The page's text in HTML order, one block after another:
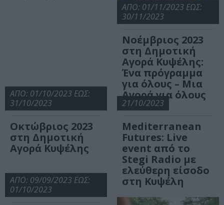
ΑΠΟ: 01/11/2023 ΕΩΣ:
30/11/2023
Νοέμβριος 2023
στη Δημοτική
Αγορά Κυψέλης:
Ένα πρόγραμμα
για όλους – Μια
Αγορά για όλους
ΑΠΟ: 01/10/2023 ΕΩΣ:
31/10/2023
Οκτώβριος 2023
στη Δημοτική
Αγορά Κυψέλης
21/10/2023
Mediterranean
Futures: Live
event από το
Stegi Radio με
ελεύθερη είσοδο
στη Κυψέλη
ΑΠΟ: 09/09/2023 ΕΩΣ:
01/10/2023